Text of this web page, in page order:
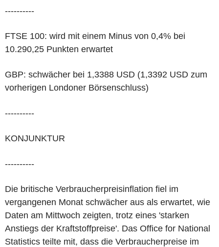
----------
FTSE 100: wird mit einem Minus von 0,4% bei
10.290,25 Punkten erwartet
GBP: schwächer bei 1,3388 USD (1,3392 USD zum
vorherigen Londoner Börsenschluss)
----------
KONJUNKTUR
----------
Die britische Verbraucherpreisinflation fiel im
vergangenen Monat schwächer aus als erwartet, wie
Daten am Mittwoch zeigten, trotz eines 'starken
Anstiegs der Kraftstoffpreise'. Das Office for National
Statistics teilte mit, dass die Verbraucherpreise im